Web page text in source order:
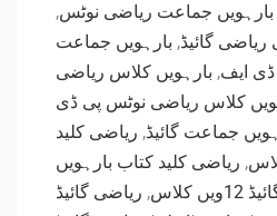
بارہویں جماعت ریاضی نوٹس,
گائیڈ, بارہویں جماعت
ڈی ایف, بارہویں کلاس ریاضی
کلاس ریاضی نوٹس پی ڈی
جماعت گائیڈ, ریاضی کلید
, ریاضی کلید کتاب بارہویں
کلاس , ریاضی گائیڈ